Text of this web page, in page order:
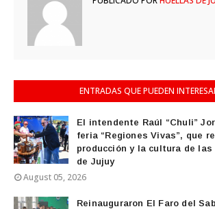
ENTRADAS QUE PUEDEN
El intendente Raúl “Chuli”
feria “Regiones Vivas”, que
producción y la cultura de
de Jujuy
August 05, 2026
Reinauguraron El Faro del